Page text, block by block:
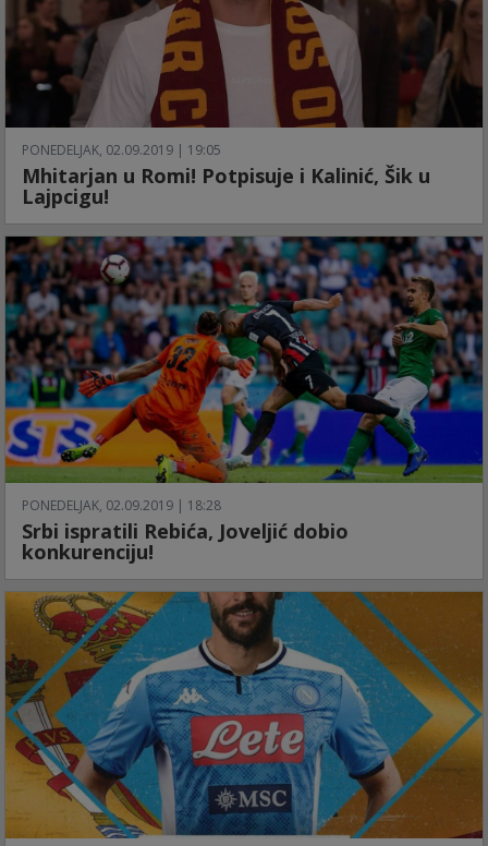
PONEDELJAK, 02.09.2019 | 19:05
Mhitarjan u Romi! Potpisuje i Kalinić, Šik u
Lajpcigu!
PONEDELJAK, 02.09.2019 | 18:28
Srbi ispratili Rebića, Joveljić dobio
konkurenciju!